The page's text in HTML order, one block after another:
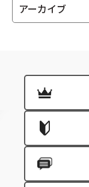
アーカイブ